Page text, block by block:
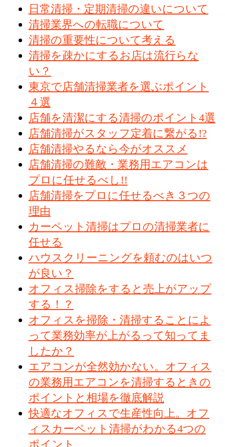
日常清掃・定期清掃の違いについて
清掃業界への転職について
清掃の重要性について考える
清掃を疎かにするお店は流行らな
い？
東京で店舗清掃業者を選ぶポイント
４選
店舗を清潔にする清掃のポイント4選
店舗清掃がスタッフ定着に繋がる!?
店舗清掃やるなら今がオススメ
店舗清掃の難敵・業務用エアコンは
プロに任せるべし!!
店舗清掃をプロに任せるべき３つの
理由
カーペット清掃はプロの清掃業者に
任せる
ハウスクリーニングを頼むのはいつ
が良い？
オフィス掃除をすると売上がアップ
する！？
オフィスを掃除・清掃することによ
って業務効率が上がるって知ってま
したか？
エアコンが全然効かない。オフィス
の業務用エアコンを清掃するときの
ポイントと相場を徹底解説
快適なオフィスで生産性向上。オフ
ィスカーペット清掃がわかる4つの
ポイント